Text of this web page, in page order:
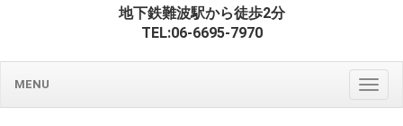
地下鉄難波駅から徒歩2分
TEL:06-6695-7970
MENU